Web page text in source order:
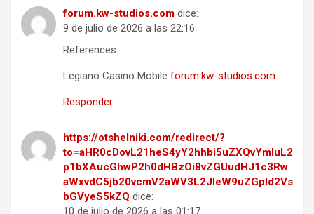
forum.kw-studios.com dice:
9 de julio de 2026 a las 22:16
References:
Legiano Casino Mobile forum.kw-studios.com
Responder
https://otshelniki.com/redirect/?
to=aHR0cDovL21heS4yY2hhbi5uZXQvYmluL2
p1bXAucGhwP2h0dHBzOi8vZGUudHJ1c3Rw
aWxvdC5jb20vcmV2aWV3L2JleW9uZGpld2Vs
bGVyeS5kZQ dice: